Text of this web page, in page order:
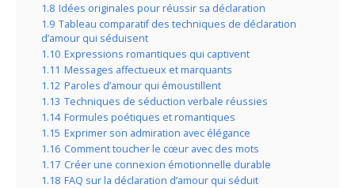
1.8 Idées originales pour réussir sa déclaration
1.9 Tableau comparatif des techniques de déclaration
d’amour qui séduisent
1.10 Expressions romantiques qui captivent
1.11 Messages affectueux et marquants
1.12 Paroles d’amour qui émoustillent
1.13 Techniques de séduction verbale réussies
1.14 Formules poétiques et romantiques
1.15 Exprimer son admiration avec élégance
1.16 Comment toucher le cœur avec des mots
1.17 Créer une connexion émotionnelle durable
1.18 FAQ sur la déclaration d’amour qui séduit